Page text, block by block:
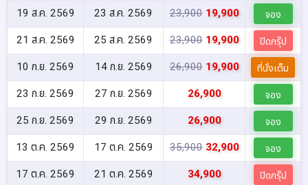
19 ส.ค. 2569 23 ส.ค. 2569 23,900 19,900 จอง
21 ส.ค. 2569 25 ส.ค. 2569 23,900 19,900 ปิดกรุ๊ป
10 ก.ย. 2569 14 ก.ย. 2569 26,900 19,900 ที่นั่งเต็ม
23 ก.ย. 2569 27 ก.ย. 2569 26,900 จอง
25 ก.ย. 2569 29 ก.ย. 2569 26,900 จอง
13 ต.ค. 2569 17 ต.ค. 2569 35,900 32,900 จอง
17 ต.ค. 2569 21 ต.ค. 2569 34,900 ปิดกรุ๊ป